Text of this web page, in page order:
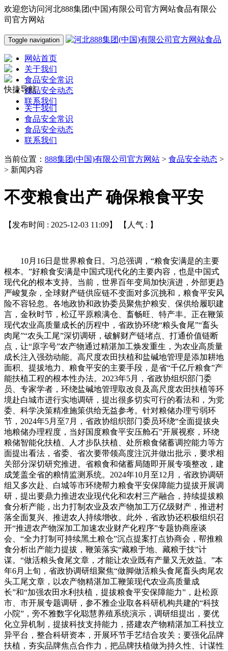
欢迎您访问河北888集团(中国)有限公司官方网站食品有限公
司官方网站
Toggle navigation
网站首页
关于我们
食品安全常识
食品安全动态
联系我们
快捷导航
关于我们
食品安全常识
食品安全动态
联系我们
当前位置： 888集团(中国)有限公司官方网站 > 食品安全动态 >
> 新闻内容
不变粮食出产 确保粮食平安
【发布时间 : 2025-12-03 11:09】 【人气 : 】
10月16日是世界粮食日。习总强调，“粮食安满是的主要
根本。”好粮食安满是中国式现代化的主要内容，也是中国式
现代化的根本支持。当前，世界百年变局加快演进，外部更趋
严峻复杂，全球财产链供应链不变面对多沉挑和，粮食平安风
险不容轻忽。各地政协和政协委员聚焦护粮安、保供给履职建
言，金秋时节，松辽平原粮满仓、畜畅旺、特产丰。正在鞭策
现代农业高质量成长的历程中，省政协环绕“粮头食尾”“畜头
肉尾”“农头工尾”深切调研，破解财产链堵点、打通价值链断
点，让“原字号”农产物通过精湛加工焕发重生，为农业高质量
成长注入强劲动能。高尺度农田扶植和盐碱地管理是添加耕地
面积、提拔地力、粮食平安的主要手段，是省“千亿斤粮食”产
能扶植工程的根本性办法。2023年5月，省政协组织部门委
员、专家学者，环绕盐碱地管理取改良及高尺度农田扶植等环
境赴白城市进行实地调研，提出很多切实可行的看法和，为党
委、科学决策精准施策供给无益参考。针对粮储办理亏弱环
节，2024年5月至7月，省政协组织部门委员环绕“全面提拔央
地粮储办理程度，当好国度粮食平安压舱石”开展视察，环绕
粮储智能化扶植、人才步队扶植、处所粮食储蓄调控能力等方
面提出看法，省委、省次要带领高度注沉并做出批示，要求相
关部分深切研究推进。省粮食和储蓄局随即开展专项整改，建
成笼盖全省的粮情监测系统。2024年10月至12月，省政协调研
组又多次赴、白城等市环绕帮力粮食平安保障能力提拔开展调
研，提出要鼎力推进农业现代化和农村三产融合，持续提拔粮
食分析产能，出力打制农业及农产物加工万亿级财产，推进村
落全面复兴、推进农人持续增收。此外，省政协还积极组织召
开“推进农产物深加工加速农业财产化程序”专题协商座谈
会、“全力打制可持续黑土粮仓”沉点提案打点协商会，帮推粮
食分析出产能力提拔，鞭策落实“藏粮于地、藏粮于技”计
谋。“做活粮头食尾文章，才能让农业既有产量又无效益。”本
年6月上旬，省政协调研组聚焦“做脚做活粮头食尾畜头肉尾农
头工尾文章，以农产物精湛加工鞭策现代农业高质量成
长”和“加强农田水利扶植，提拔粮食平安保障能力”，赴松原
市、市开展专题调研，参不雅企业取各科研机构共建的“科技
小院”，旁不雅数字化聪慧养殖系统演示，调研组提出，要优
化立异机制，提拔科技支持能力，搭建农产物精湛加工科技立
异平台，整合科研资本，开展环节手艺结合攻关；要强化品牌
扶植，夯实品牌焦点合作力，把品牌扶植做为持久性、计谋性